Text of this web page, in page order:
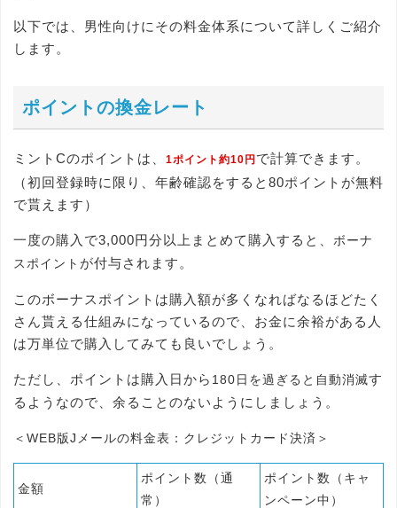
以下では、男性向けにその料金体系について詳しくご紹介
します。
ポイントの換金レート
ミントCのポイントは、 1ポイント約10円 で計算できます。
（初回登録時に限り、年齢確認をすると80ポイントが無料
で貰えます）
一度の購入で3,000円分以上まとめて購入すると、 ボーナ
スポイント が付与されます。
このボーナスポイントは購入額が多くなればなるほどたく
さん貰える仕組みになっているので、お金に余裕がある人
は万単位で購入してみても良いでしょう。
ただし、ポイントは購入日から 180日を過ぎると自動消滅す
るようなので、余ることのないようにしましょう。
＜WEB版Jメールの料金表：クレジットカード決済＞
金額
ポイント数（通
常）
ポイント数（キャ
ンペーン中）